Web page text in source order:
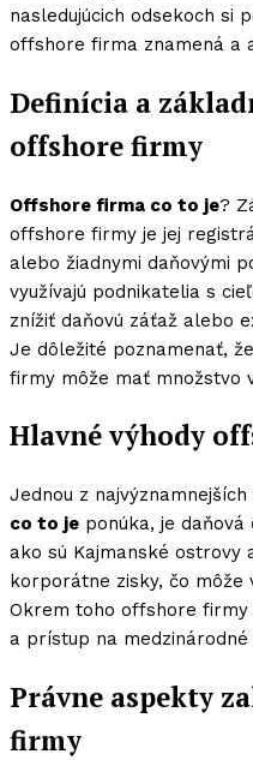
nasledujúcich odsekoch si
offshore firma znamená a
Definícia a
offshore firmy
Offshore firma co to je?
offshore firmy je jej
alebo žiadnymi daňovými
využívajú podnikatelia s
znížiť daňovú záťaž alebo
Je dôležité poznamenať,
firmy môže mať množstvo
Hlavné výhody
Jednou z
co to je ponúka, je daňová
ako sú Kajmanské ostrovy
korporátne zisky, čo môže
Okrem toho offshore firmy
a prístup na medzinárodné
Právne aspekty
firmy